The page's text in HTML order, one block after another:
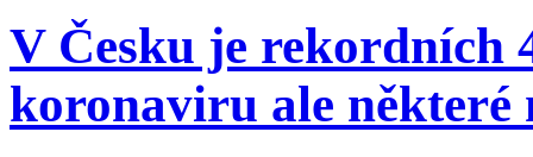
V Česku je rekordních
koronaviru ale některé